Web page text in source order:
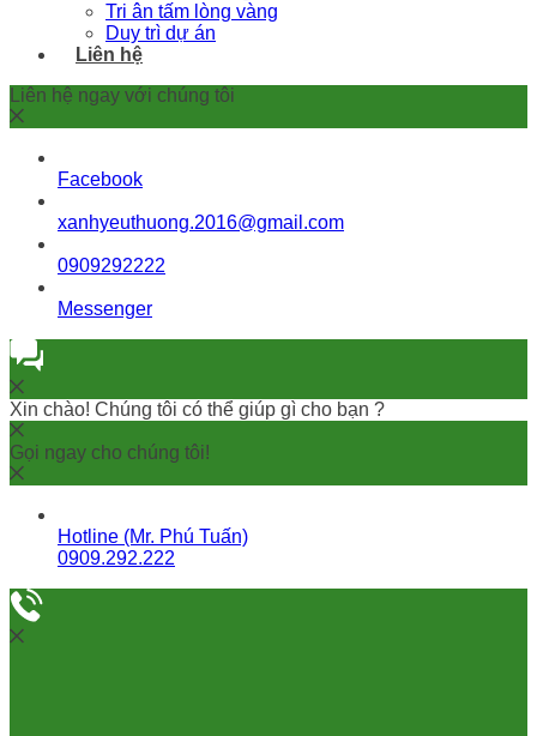
Tri ân tấm lòng vàng
Duy trì dự án
Liên hệ
Liên hệ ngay với chúng tôi
Facebook
xanhyeuthuong.2016@gmail.com
0909292222
Messenger
Xin chào! Chúng tôi có thể giúp gì cho bạn ?
Gọi ngay cho chúng tôi!
Hotline (Mr. Phú Tuấn)
0909.292.222